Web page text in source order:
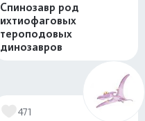
Спинозавр род
ихтиофаговых
тероподовых
динозавров
471